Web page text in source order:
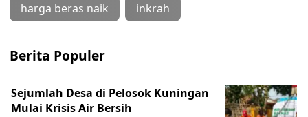
harga beras naik inkrah
Berita Populer
Sejumlah Desa di Pelosok Kuningan
Mulai Krisis Air Bersih